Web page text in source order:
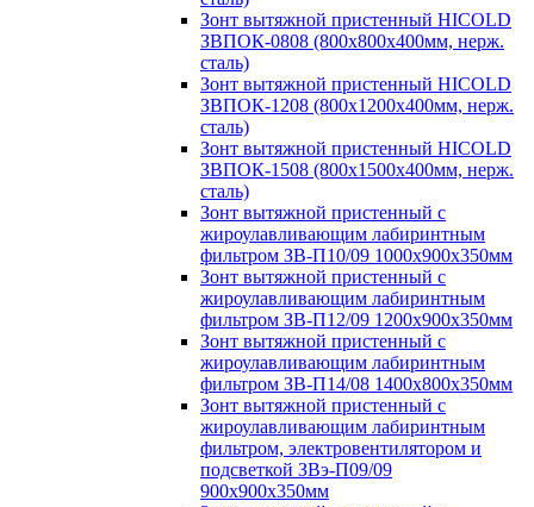
Зонт вытяжной пристенный HICOLD
ЗВПОК-0808 (800х800х400мм, нерж.
сталь)
Зонт вытяжной пристенный HICOLD
ЗВПОК-1208 (800х1200х400мм, нерж.
сталь)
Зонт вытяжной пристенный HICOLD
ЗВПОК-1508 (800х1500х400мм, нерж.
сталь)
Зонт вытяжной пристенный с
жироулавливающим лабиринтным
фильтром ЗВ-П10/09 1000х900х350мм
Зонт вытяжной пристенный с
жироулавливающим лабиринтным
фильтром ЗВ-П12/09 1200х900х350мм
Зонт вытяжной пристенный с
жироулавливающим лабиринтным
фильтром ЗВ-П14/08 1400х800х350мм
Зонт вытяжной пристенный с
жироулавливающим лабиринтным
фильтром, электровентилятором и
подсветкой ЗВэ-П09/09
900х900х350мм